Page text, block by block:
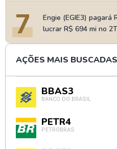
7
Engie (EGIE3) pagará
lucrar R$ 694 mi no
AÇÕES MAIS BUSCADAS
BBAS3
BANCO DO BRASIL
PETR4
PETROBRAS